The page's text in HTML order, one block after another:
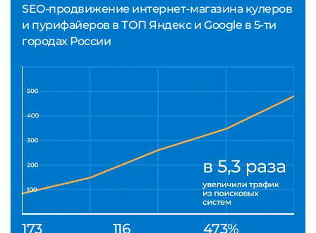
SEO-продвижение интернет-магазина кулеров
и пурифайеров в ТОП Яндекс и Google в 5-ти
городах России
173 116 473%